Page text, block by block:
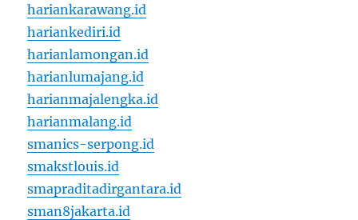
hariankarawang.id
hariankediri.id
harianlamongan.id
harianlumajang.id
harianmajalengka.id
harianmalang.id
smanics-serpong.id
smakstlouis.id
smapraditadirgantara.id
sman8jakarta.id